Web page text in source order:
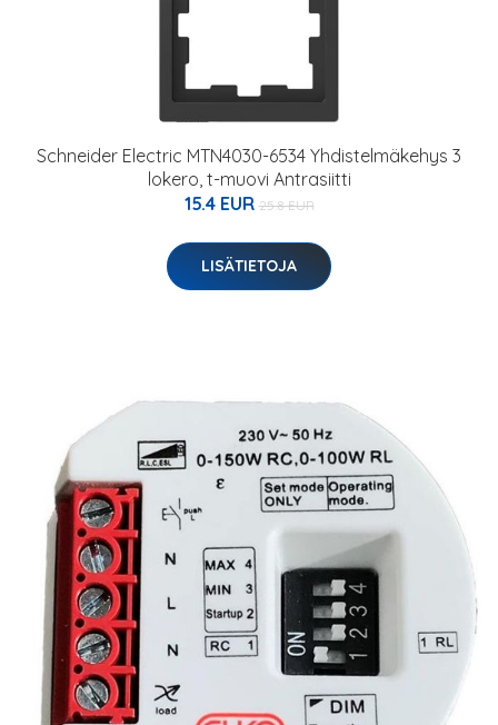
Schneider Electric MTN4030-6534 Yhdistelmäkehys 3
lokero, t-muovi Antrasiitti
15.4 EUR 25.8 EUR
LISÄTIETOJA